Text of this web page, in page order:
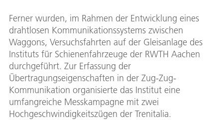
Ferner wurden, im Rahmen der Entwicklung eines
drahtlosen Kommunikationssystems zwischen
Waggons, Versuchsfahrten auf der Gleisanlage des
Instituts für Schienenfahrzeuge der RWTH Aachen
durchgeführt. Zur Erfassung der
Übertragungseigenschaften in der Zug-Zug-
Kommunikation organisierte das Institut eine
umfangreiche Messkampagne mit zwei
Hochgeschwindigkeitszügen der Trenitalia.